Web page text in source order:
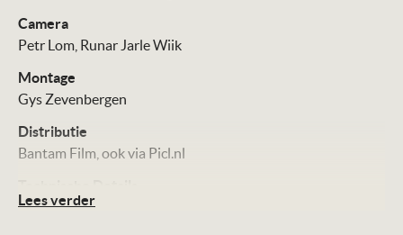
Camera
Petr Lom Runar Jarle Wiik
Montage
Gys Zevenbergen
Distributie
Bantam Film ook via Picl.nl
Kleur, 110 minuten
Lees verder